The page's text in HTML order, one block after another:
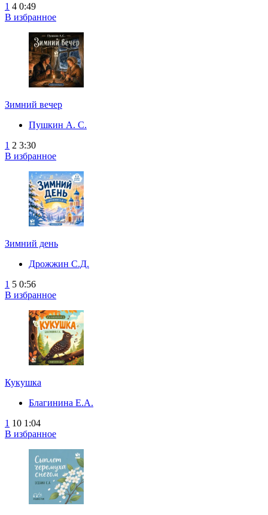
1 4 0:49
В избранное
Зимний вечер
Пушкин А. С.
1 2 3:30
В избранное
Зимний день
Дрожжин С.Д.
1 5 0:56
В избранное
Кукушка
Благинина Е.А.
1 10 1:04
В избранное